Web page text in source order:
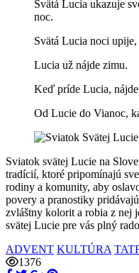
Svätá Lucia ukazuje
noc.
Svätá Lucia noci upije,
Lucia už nájde zimu.
Keď príde Lucia,
Od Lucie do Vianoc,
Sviatok svätej Lucie na
tradícií, ktoré pripomínajú
rodiny a komunity, aby
povery a pranostiky
zvláštny kolorit a robia z nej
svätej Lucie pre vás plný
ADVENT KULTÚRA
1376